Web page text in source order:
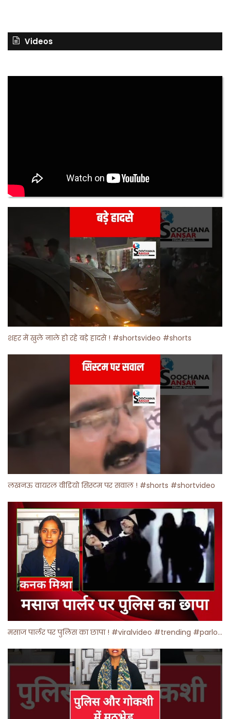
Videos
शहर में खुले नाले हो रहे बड़े हादसे ! #shortsvideo #shorts
लखनऊ वायरल वीडियो सिस्टम पर सवाल ! #shorts #shortvideo
मसाज पार्लर पर पुलिस का छापा ! #viralvideo #trending #parlour